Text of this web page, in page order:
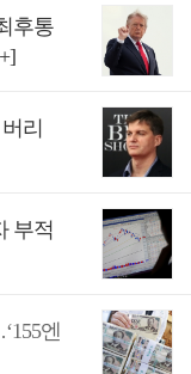
후통
리
부적
엔